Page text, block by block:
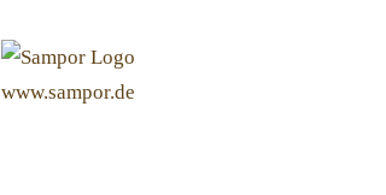
www.sampor.de